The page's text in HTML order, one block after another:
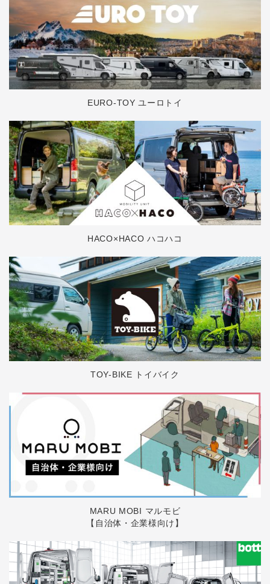
EURO-TOY ユーロトイ
HACO×HACO ハコハコ
TOY-BIKE トイバイク
MARU MOBI マルモビ
【自治体・企業様向け】